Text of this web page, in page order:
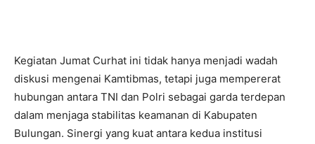
Kegiatan Jumat Curhat ini tidak hanya menjadi wadah
diskusi mengenai Kamtibmas, tetapi juga mempererat
hubungan antara TNI dan Polri sebagai garda terdepan
dalam menjaga stabilitas keamanan di Kabupaten
Bulungan. Sinergi yang kuat antara kedua institusi